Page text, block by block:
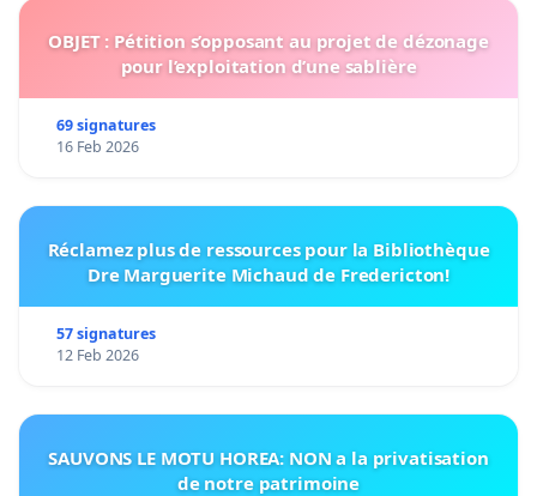
OBJET : Pétition s’opposant au projet de dézonage
pour l’exploitation d’une sablière
69 signatures
16 Feb 2026
Réclamez plus de ressources pour la Bibliothèque
Dre Marguerite Michaud de Fredericton!
57 signatures
12 Feb 2026
SAUVONS LE MOTU HOREA: NON a la privatisation
de notre patrimoine